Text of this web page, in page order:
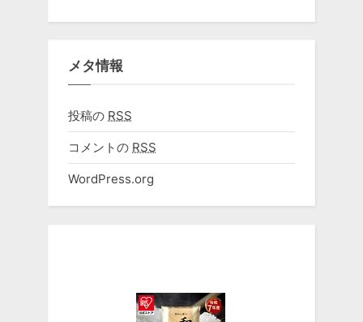
メタ情報
投稿の RSS
コメントの RSS
WordPress.org